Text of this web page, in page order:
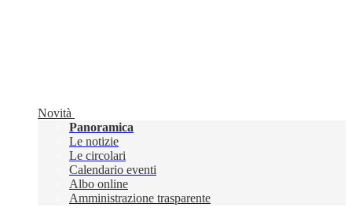
Novità
Panoramica
Le notizie
Le circolari
Calendario eventi
Albo online
Amministrazione trasparente